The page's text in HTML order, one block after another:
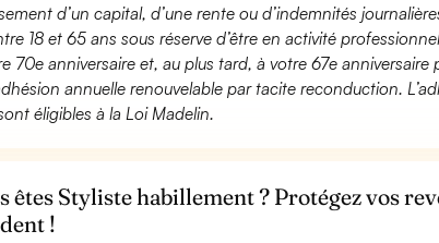
d’un capital, d’une rente ou d’indemnités
18 et 65 ans sous réserve d’être en activité
70e anniversaire et, au plus tard, à votre 67e anniversaire
annuelle renouvelable par tacite reconduction.
éligibles à la Loi Madelin.
êtes Styliste habillement ? Protégez vos
!